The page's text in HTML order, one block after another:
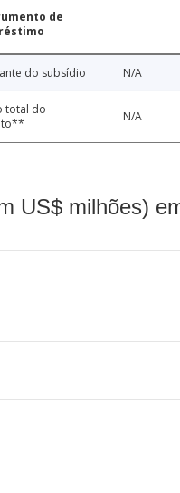
de
do subsídio N/A
total do
N/A
US$ milhões)